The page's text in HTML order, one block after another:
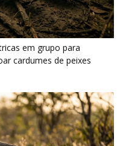
e arremessos
peçonhentas no